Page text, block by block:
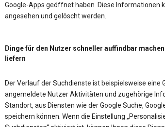
Google-Apps geöffnet haben. Diese Informationen
angesehen und gelöscht werden.
Dinge für den Nutzer schneller auffindbar
liefern
Der Verlauf der Suchdienste ist beispielsweise eine
angemeldete Nutzer Aktivitäten und zugehörige
Standort, aus Diensten wie der Google Suche,
speichern können. Wenn die Einstellung